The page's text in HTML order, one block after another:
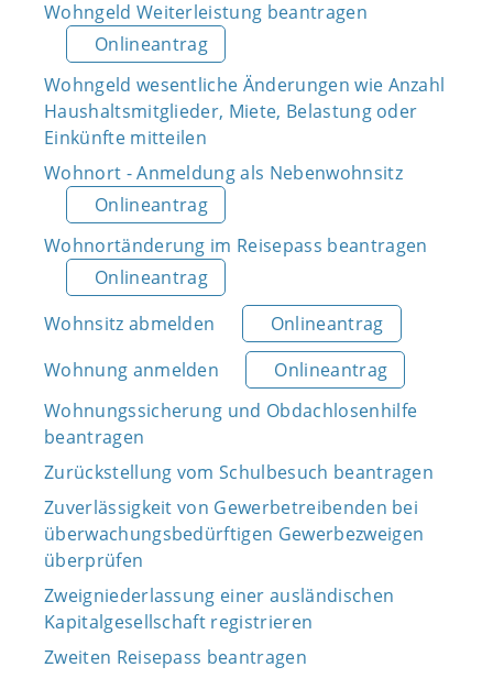
Wohngeld Weiterleistung beantragen
Onlineantrag
Wohngeld wesentliche Änderungen wie Anzahl
Haushaltsmitglieder, Miete, Belastung oder
Einkünfte mitteilen
Wohnort - Anmeldung als Nebenwohnsitz
Onlineantrag
Wohnortänderung im Reisepass beantragen
Onlineantrag
Wohnsitz abmelden
Onlineantrag
Wohnung anmelden
Onlineantrag
Wohnungssicherung und Obdachlosenhilfe
beantragen
Zurückstellung vom Schulbesuch beantragen
Zuverlässigkeit von Gewerbetreibenden bei
überwachungsbedürftigen Gewerbezweigen
überprüfen
Zweigniederlassung einer ausländischen
Kapitalgesellschaft registrieren
Zweiten Reisepass beantragen